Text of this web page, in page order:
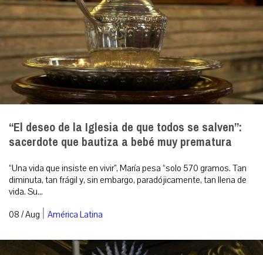
“El deseo de la Iglesia de que todos se salven”:
sacerdote que bautiza a bebé muy prematura
“Una vida que insiste en vivir”, María pesa “solo 570 gramos. Tan
diminuta, tan frágil y, sin embargo, paradójicamente, tan llena de
vida. Su...
08 / Aug | América Latina